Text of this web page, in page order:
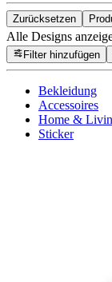
Zurücksetzen
Alle Designs
Filter hinzufügen
Bekleidung
Accessoires
Home &
Sticker